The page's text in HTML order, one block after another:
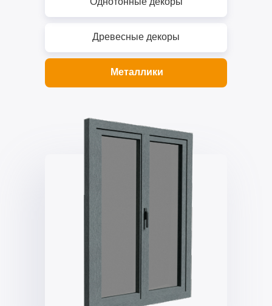
Древесные декоры
Металлики